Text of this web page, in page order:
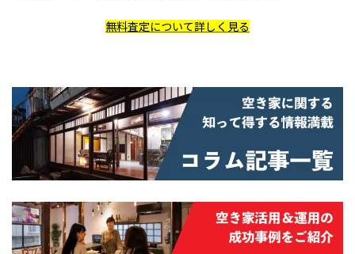
無料査定について詳しく見る